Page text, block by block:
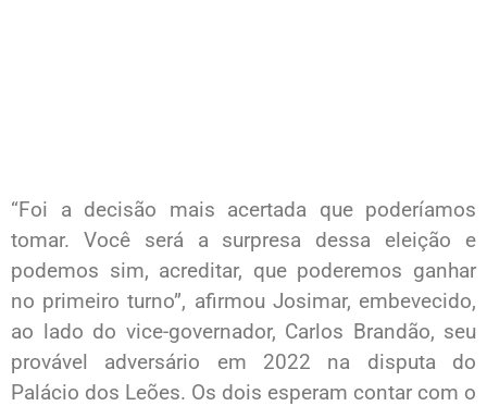
“Foi a decisão mais acertada que poderíamos
tomar. Você será a surpresa dessa eleição e
podemos sim, acreditar, que poderemos ganhar
no primeiro turno”, afirmou Josimar, embevecido,
ao lado do vice-governador, Carlos Brandão, seu
provável adversário em 2022 na disputa do
Palácio dos Leões. Os dois esperam contar com o